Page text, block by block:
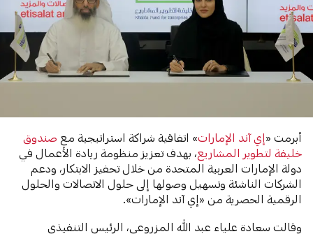
أبرمت «إي آند الإمارات» اتفاقية شراكة استراتيجية مع صندوق
خليفة لتطوير المشاريع، بهدف تعزيز منظومة ريادة الأعمال في
دولة الإمارات العربية المتحدة من خلال تحفيز الابتكار، ودعم
الشركات الناشئة وتسهيل وصولها إلى حلول الاتصالات والحلول
الرقمية الحصرية من «إي آند الإمارات».
وقالت سعادة علياء عبد الله المزروعي، الرئيس التنفيذي